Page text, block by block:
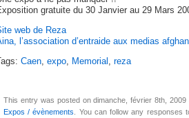
gratuite du 30 Janvier au 29 Mars
web de Reza
l’association d’entraide aux medias
Caen expo Memorial reza
This entry was posted on dimanche, février 8th,
Expos / évènements
. You can follow any responses